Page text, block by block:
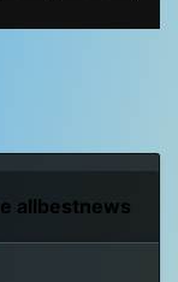
allbestnews